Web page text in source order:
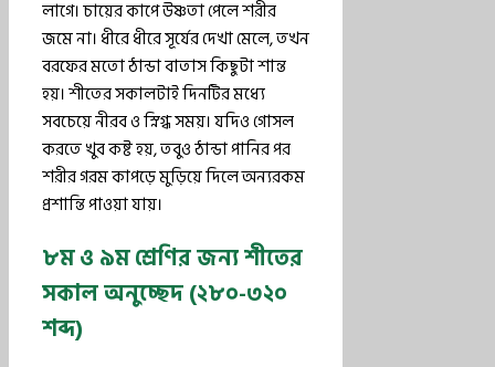
লাগে। চায়ের কাপে উষ্ণতা পেলে শরীর
জমে না। ধীরে ধীরে সূর্যের দেখা মেলে, তখন
বরফের মতো ঠান্ডা বাতাস কিছুটা শান্ত
হয়। শীতের সকালটাই দিনটির মধ্যে
সবচেয়ে নীরব ও স্নিগ্ধ সময়। যদিও গোসল
করতে খুব কষ্ট হয়, তবুও ঠান্ডা পানির পর
শরীর গরম কাপড়ে মুড়িয়ে দিলে অন্যরকম
প্রশান্তি পাওয়া যায়।
৮ম ও ৯ম শ্রেণির জন্য শীতের
সকাল অনুচ্ছেদ (২৮০-৩২০
শব্দ)